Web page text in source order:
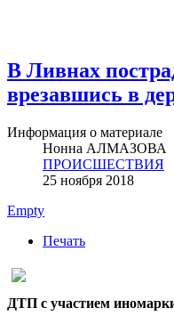
В Ливнах
врезавшись в
Информация о материале
Нонна АЛМАЗОВА
ПРОИСШЕСТВИЯ
25 ноября 2018
Empty
Печать
ДТП с участием